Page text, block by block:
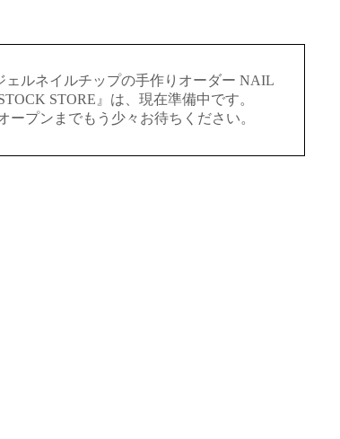
ェルネイルチップの手作りオーダー NAIL
STORE』は、現在準備中です。
ープンまでもう少々お待ちください。